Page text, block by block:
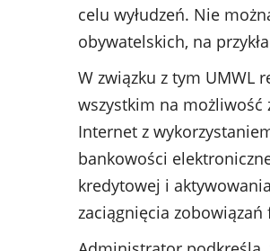
celu wyłudzeń. Nie
obywatelskich, na
W związku z tym UMWL
wszystkim na możliwość
Internet z
bankowości
kredytowej i
zaciągnięcia